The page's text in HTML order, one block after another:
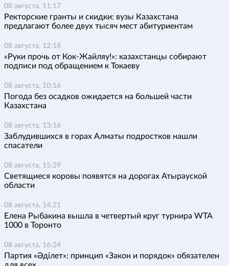
08 августа, 11:17
Ректорские гранты и скидки: вузы Казахстана
предлагают более двух тысяч мест абитуриентам
08 августа, 12:18
«Руки прочь от Кок-Жайляу!»: казахстанцы собирают
подписи под обращением к Токаеву
08 августа, 10:16
Погода без осадков ожидается на большей части
Казахстана
08 августа, 13:16
Заблудившихся в горах Алматы подростков нашли
спасатели
08 августа, 15:29
Светящиеся коровы появятся на дорогах Атырауской
области
08 августа, 14:21
Елена Рыбакина вышла в четвертый круг турнира WTA
1000 в Торонто
08 августа, 16:24
Партия «Әділет»: принцип «Закон и порядок» обязателен